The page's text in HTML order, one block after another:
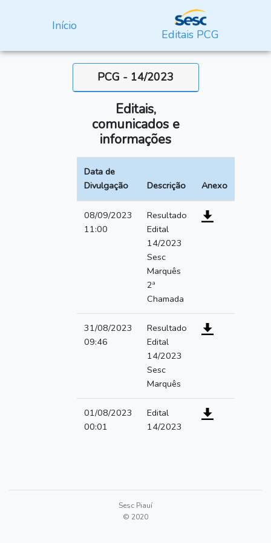
Início
Editais PCG
PCG - 14/2023
Editais,
comunicados e
informações
Data de
Divulgação
Descrição Anexo
08/09/2023
11:00
Resultado
Edital
14/2023
Sesc
Marquês
2ª
Chamada
31/08/2023
09:46
Resultado
Edital
14/2023
Sesc
Marquês
01/08/2023
00:01
Edital
14/2023
Sesc Piauí
© 2020